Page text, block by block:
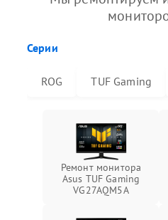
Серии
ROG TUF Gaming
Ремонт монитора
Asus TUF Gaming
VG27AQM5A